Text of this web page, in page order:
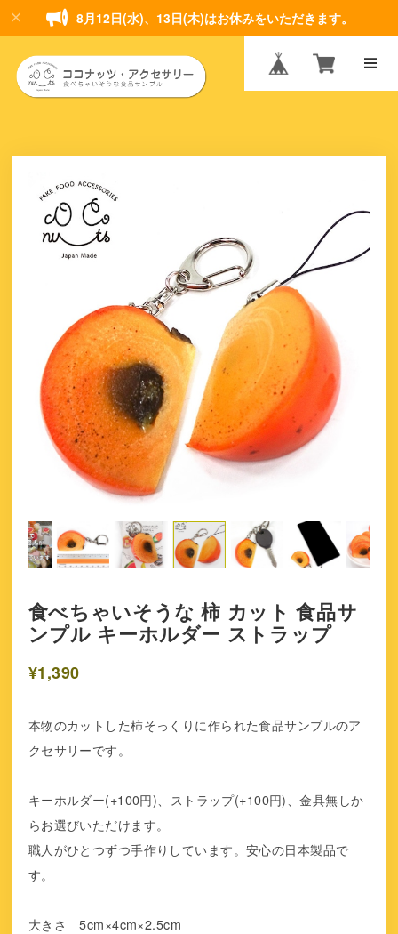
8月12日(水)、13日(木)はお休みをいただきます。
食べちゃいそうな 柿 カット 食品サ
ンプル キーホルダー ストラップ
¥1,390
本物のカットした柿そっくりに作られた食品サンプルのア
クセサリーです。
キーホルダー(+100円)、ストラップ(+100円)、金具無しか
らお選びいただけます。
職人がひとつずつ手作りしています。安心の日本製品で
す。
大きさ 5cm×4cm×2.5cm